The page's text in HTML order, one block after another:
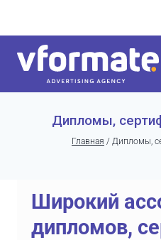
содержанию
Дипломы,
Главная / Дипломы,
Широкий
дипломов,